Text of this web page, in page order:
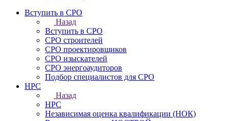
Вступить в СРО
Назад
Вступить в СРО
СРО строителей
СРО проектировщиков
СРО изыскателей
СРО энергоаудиторов
Подбор специалистов для СРО
НРС
Назад
НРС
Независимая оценка квалификации (НОК)